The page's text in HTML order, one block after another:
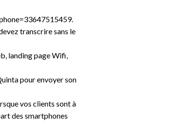
transcrire sans le
landing page Wifi,
pour envoyer son
vos clients sont à
des smartphones